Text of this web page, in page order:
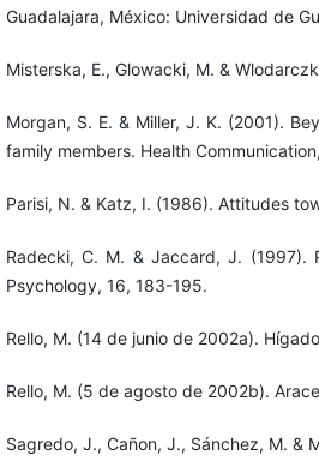
Guadalajara, México: Universidad de
Misterska, E., Glowacki, M. &
Morgan, S. E. & Miller, J. K. (2001).
family members. Health
Parisi, N. & Katz, I. (1986). Attitudes
Radecki, C. M. & Jaccard, J. (1997).
Psychology, 16, 183-195.
Rello, M. (14 de junio de 2002a).
Rello, M. (5 de agosto de 2002b).
Sagredo, J., Cañon, J., Sánchez, M. &